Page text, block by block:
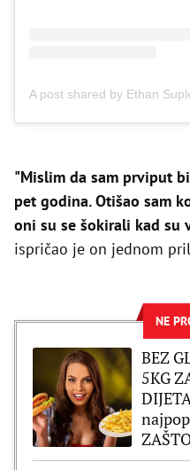
A post shared by Ethan
"Mislim da sam prviput
pet godina. Otišao sam
oni su se šokirali kad su
ispričao je on jednom
NE
BEZ
5KG